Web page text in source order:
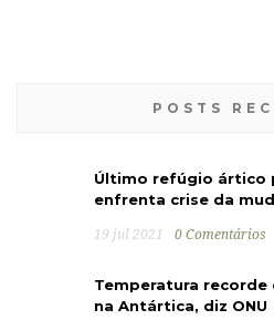
POSTS
Último refúgio ártico
enfrenta crise da
19 jul 2021 0 Comentários
Temperatura recorde
na Antártica, diz ONU